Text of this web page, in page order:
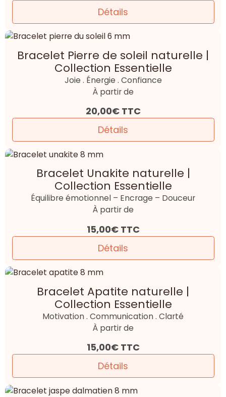
Détails
Bracelet Pierre de soleil naturelle |
Collection Essentielle
Joie . Énergie . Confiance
À partir de
20,00€ TTC
Détails
Bracelet Unakite naturelle |
Collection Essentielle
Équilibre émotionnel – Encrage – Douceur
À partir de
15,00€ TTC
Détails
Bracelet Apatite naturelle |
Collection Essentielle
Motivation . Communication . Clarté
À partir de
15,00€ TTC
Détails